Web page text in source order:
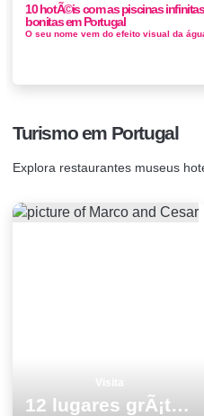
10 hotÃ©is com as piscinas
bonitas em Portugal
Turismo em Portugal
Explora restaurantes museus
12 lugares grÃ¡tis para visitar em Peniche